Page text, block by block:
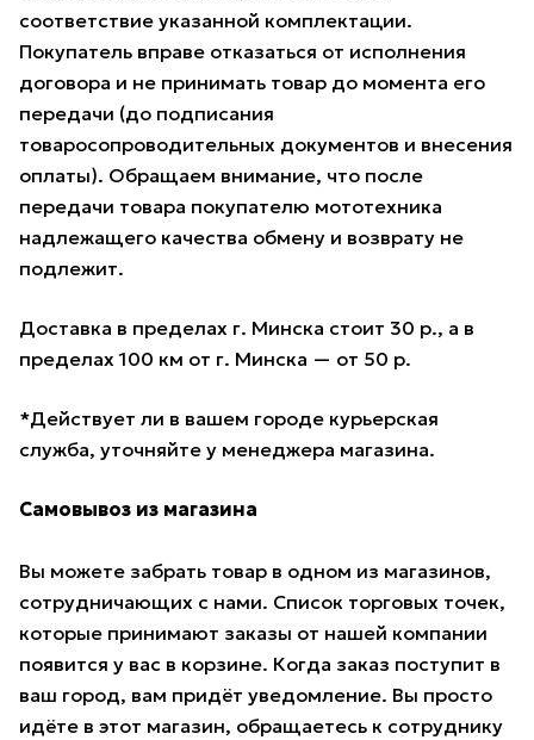
соответствие указанной комплектации.
Покупатель вправе отказаться от исполнения
договора и не принимать товар до момента его
передачи (до подписания
товаросопроводительных документов и внесения
оплаты). Обращаем внимание, что после
передачи товара покупателю мототехника
надлежащего качества обмену и возврату не
подлежит.
Доставка в пределах г. Минска стоит 30 р., а в
пределах 100 км от г. Минска — от 50 р.
*Действует ли в вашем городе курьерская
служба, уточняйте у менеджера магазина.
Самовывоз из магазина
Вы можете забрать товар в одном из магазинов,
сотрудничающих с нами. Список торговых точек,
которые принимают заказы от нашей компании
появится у вас в корзине. Когда заказ поступит в
ваш город, вам придёт уведомление. Вы просто
идёте в этот магазин, обращаетесь к сотруднику